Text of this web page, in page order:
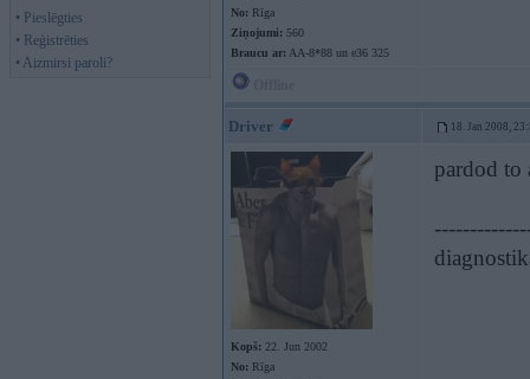
• Pieslēgties
• Reģistrēties
• Aizmirsi paroli?
No: Rīga
Ziņojumi: 560
Braucu ar: AA-8*88 un e36 325
Driver 18. Jan 2008,
Kopš: 22. Jun 2002
No: Rīga
pardod